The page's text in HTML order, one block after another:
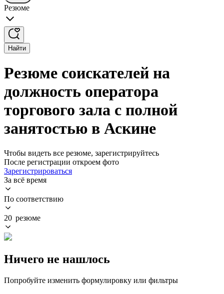
Резюме
Найти
Резюме соискателей на
должность оператора
торгового зала с полной
занятостью в Аскине
Чтобы видеть все резюме, зарегистрируйтесь
После регистрации откроем фото
Зарегистрироваться
За всё время
По соответствию
20 резюме
Ничего не нашлось
Попробуйте изменить формулировку или фильтры